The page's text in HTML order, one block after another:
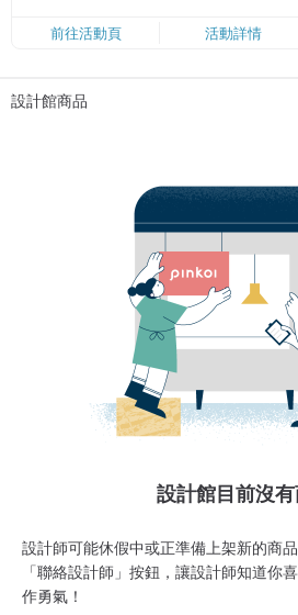
限，額滿即止，僅限「常用信用
卡」結帳）
前往活動頁 活動詳情
設計館商品
設計館目前沒
設計師可能休假中或正準備上架新的商
「聯絡設計師」按鈕，讓設計師知道你
作勇氣！